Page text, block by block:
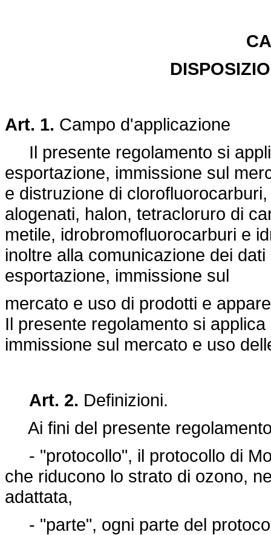
Art. 1. Campo d'applicazione
Il presente regolamento si
esportazione, immissione sul
e distruzione di
alogenati, halon, tetracloruro di
metile, idrobromofluorocarburi e
inoltre alla comunicazione dei
esportazione, immissione sul
mercato e uso di prodotti e
Il presente regolamento si
immissione sul mercato e uso
Art. 2. Definizioni.
Ai fini del presente
- "protocollo", il protocollo di
che riducono lo strato di ozono,
adattata,
- "parte", ogni parte del